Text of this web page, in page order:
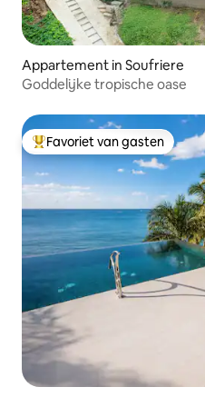
Appartement in Soufriere
Goddelijke tropische oase
Topfavoriet van gasten
Favoriet van gasten